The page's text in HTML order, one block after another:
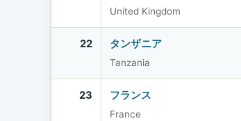
United Kingdom
22 タンザニア
Tanzania
23 フランス
France